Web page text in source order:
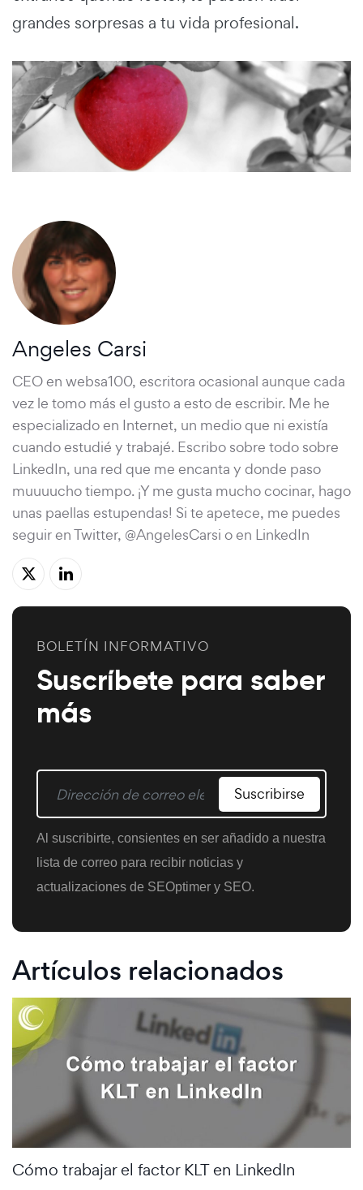
grandes sorpresas a tu vida profesional.
Angeles Carsi
CEO en websa100, escritora ocasional aunque cada
vez le tomo más el gusto a esto de escribir. Me he
especializado en Internet, un medio que ni existía
cuando estudié y trabajé. Escribo sobre todo sobre
LinkedIn, una red que me encanta y donde paso
muuuucho tiempo. ¡Y me gusta mucho cocinar, hago
unas paellas estupendas! Si te apetece, me puedes
seguir en Twitter, @AngelesCarsi o en LinkedIn
BOLETÍN INFORMATIVO
Suscríbete para saber
más
Suscribirse
Al suscribirte, consientes en ser añadido a nuestra
lista de correo para recibir noticias y
actualizaciones de SEOptimer y SEO.
Artículos relacionados
Cómo trabajar el factor KLT en LinkedIn